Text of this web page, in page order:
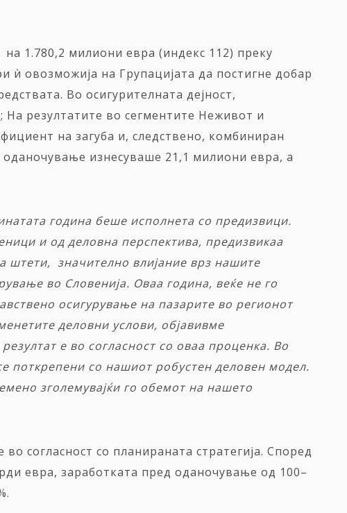
1.780,2 милиони евра (индекс 112) преку
овозможија на Групацијата да постигне добар
Во осигурителната дејност,
резултатите во сегментите Неживот и
на загуба и, следствено, комбиниран
оданочување изнесуваше 21,1 милиони евра, а
година беше исполнета со предизвици.
и од деловна перспектива, предизвикаа
штети, значително влијание врз нашите
во Словенија. Оваа година, веќе не го
осигурување на пазарите во регионот
деловни услови, објавивме
е во согласност со оваа проценка. Во
поткрепени со нашиот робустен деловен модел.
зголемувајќи го обемот на нашето
согласност со планираната стратегија. Според
евра, заработката пред оданочување од 100–